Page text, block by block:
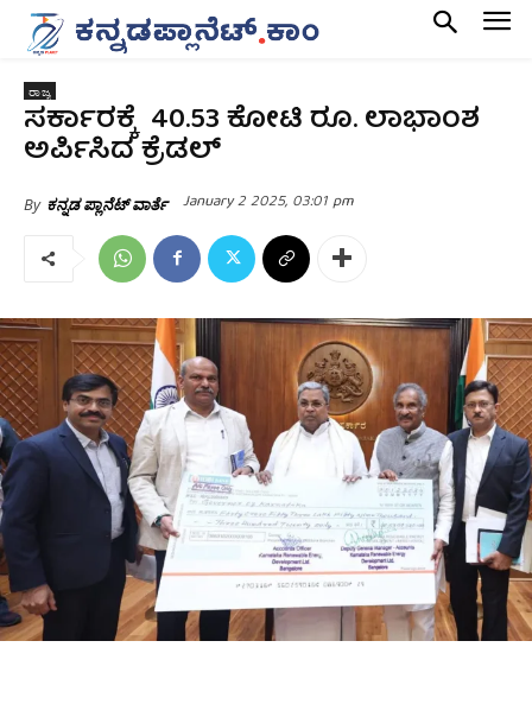
ರಾಜ್ಯ
ಸರ್ಕಾರಕ್ಕೆ 40.53 ಕೋಟಿ ರೂ. ಲಾಭಾಂಶ
ಅರ್ಪಿಸಿದ ಕ್ರೆಡಲ್
By ಕನ್ನಡ ಪ್ಲಾನೆಟ್ ವಾರ್ತೆ January 2 2025, 03:01 pm